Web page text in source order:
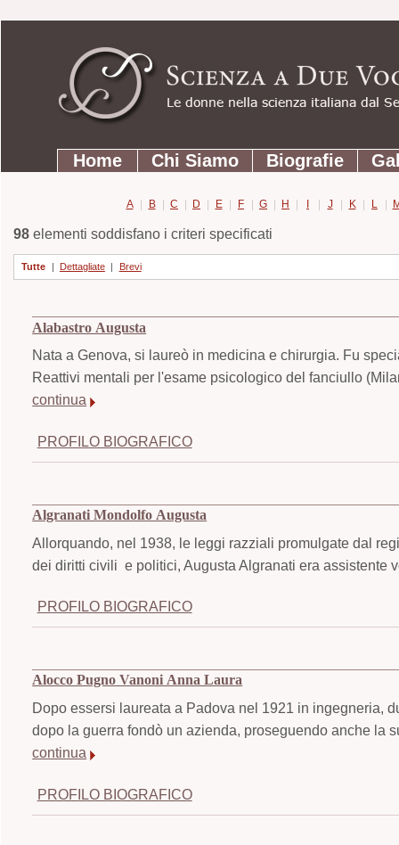
contenuti.
Strumenti
personali
SezioniHome Chi Siamo Biografie
A | B | C | D | E | F | G | H | I | J | K | L |
98elementi soddisfano i criteri specificati
Tutte | Dettagliate | Brevi
Alabastro Augusta
Nata a Genova, si laureò in medicina e chirurgia. Fu
Reattivi mentali per l'esame psicologico del fanciullo
continua
PROFILO BIOGRAFICO
Algranati Mondolfo Augusta
Allorquando, nel 1938, le leggi razziali promulgate dal
dei diritti civili e politici, Augusta Algranati era assistente
PROFILO BIOGRAFICO
Alocco Pugno Vanoni Anna Laura
Dopo essersi laureata a Padova nel 1921 in ingegneria,
dopo la guerra fondò un azienda, proseguendo anche la
continua
PROFILO BIOGRAFICO